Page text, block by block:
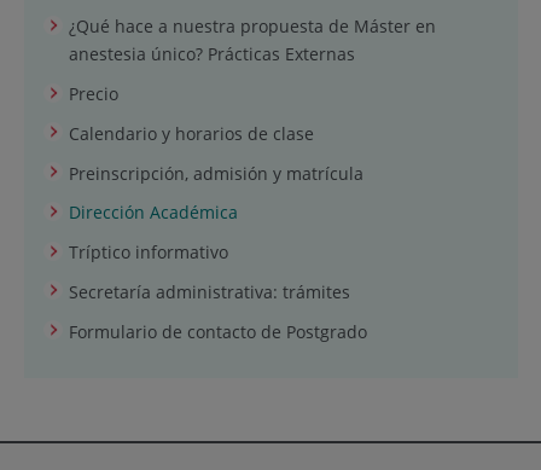
¿Qué hace a nuestra propuesta de Máster en
anestesia único? Prácticas Externas
Precio
Calendario y horarios de clase
Preinscripción, admisión y matrícula
Dirección Académica
Tríptico informativo
Secretaría administrativa: trámites
Formulario de contacto de Postgrado